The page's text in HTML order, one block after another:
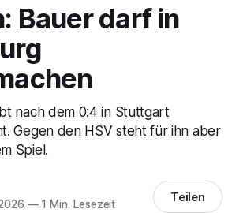
Bauer darf in
nach dem 0:4 in Stuttgart
Gegen den HSV steht für ihn aber
Spiel.
—1 Min. Lesezeit Teilen